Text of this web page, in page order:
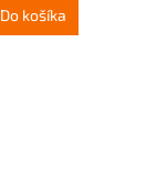
Do košíka